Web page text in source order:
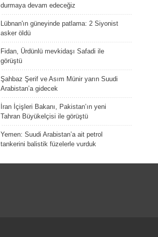
durmaya devam edeceğiz
Lübnan'ın güneyinde patlama: 2 Siyonist
asker öldü
Fidan, Ürdünlü mevkidaşı Safadi ile
görüştü
Şahbaz Şerif ve Asım Münir yarın Suudi
Arabistan’a gidecek
İran İçişleri Bakanı, Pakistan’ın yeni
Tahran Büyükelçisi ile görüştü
Yemen: Suudi Arabistan’a ait petrol
tankerini balistik füzelerle vurduk